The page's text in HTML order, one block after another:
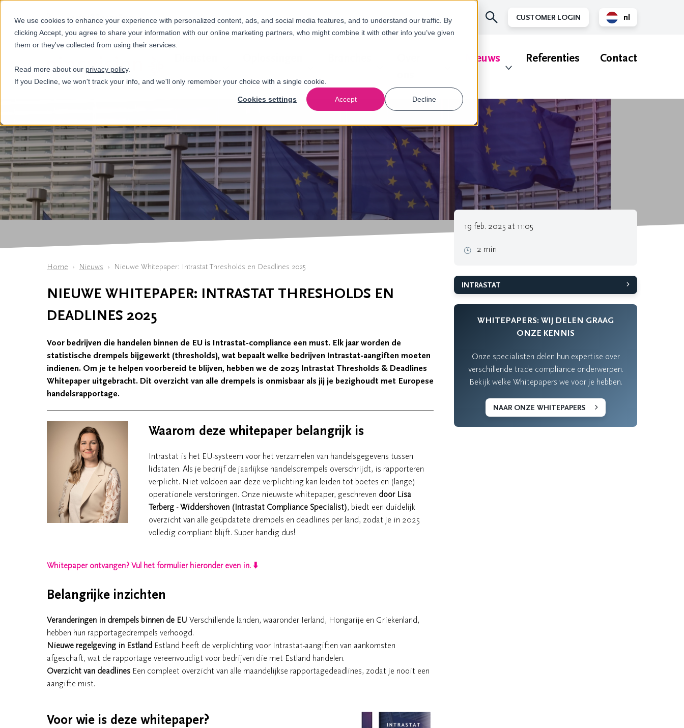
We use cookies to enhance your experience with personalized content, ads, and social media features, and to understand our traffic. By
clicking Accept, you agree to share your information with our online marketing partners, who might combine it with other info you’ve given
them or they've collected from using their services.
Read more about our privacy policy.
If you Decline, we won't track your info, and we'll only remember your choice with a single cookie.
Cookies settings Accept Decline
+31(0)884321800 CUSTOMER LOGIN
nl
Nieuws Referenties Contact
Home Nieuws Nieuwe Whitepaper: Intrastat Thresholds en Deadlines 2025
NIEUWE WHITEPAPER: INTRASTAT THRESHOLDS EN
DEADLINES 2025
Voor bedrijven die handelen binnen de EU is Intrastat-compliance een must. Elk jaar worden de
statistische drempels bijgewerkt (thresholds), wat bepaalt welke bedrijven Intrastat-aangiften moeten
indienen. Om je te helpen voorbereid te blijven, hebben we de 2025 Intrastat Thresholds & Deadlines
Whitepaper uitgebracht. Dit overzicht van alle drempels is onmisbaar als jij je bezighoudt met Europese
handelsrapportage.
Waarom deze whitepaper belangrijk is
Intrastat is het EU-systeem voor het verzamelen van handelsgegevens tussen
lidstaten. Als je bedrijf de jaarlijkse handelsdrempels overschrijdt, is rapporteren
verplicht. Niet voldoen aan deze verplichting kan leiden tot boetes en (lange)
operationele verstoringen. Onze nieuwste whitepaper, geschreven door Lisa
Terberg - Widdershoven (Intrastat Compliance Specialist), biedt een duidelijk
overzicht van alle geüpdatete drempels en deadlines per land, zodat je in 2025
volledig compliant blijft. Super handig dus!
Whitepaper ontvangen? Vul het formulier hieronder even in. ⬇️
Belangrijke inzichten
Veranderingen in drempels binnen de EU Verschillende landen, waaronder Ierland, Hongarije en Griekenland,
hebben hun rapportagedrempels verhoogd.
Nieuwe regelgeving in Estland Estland heeft de verplichting voor Intrastat-aangiften van aankomsten
afgeschaft, wat de rapportage vereenvoudigt voor bedrijven die met Estland handelen.
Overzicht van deadlines Een compleet overzicht van alle maandelijkse rapportagedeadlines, zodat je nooit een
aangifte mist.
Voor wie is deze whitepaper?
19 feb. 2025 at 11:05
2 min
INTRASTAT
WHITEPAPERS: WIJ DELEN GRAAG
ONZE KENNIS
Onze specialisten delen hun expertise over
verschillende trade compliance onderwerpen.
Bekijk welke Whitepapers we voor je hebben.
NAAR ONZE WHITEPAPERS